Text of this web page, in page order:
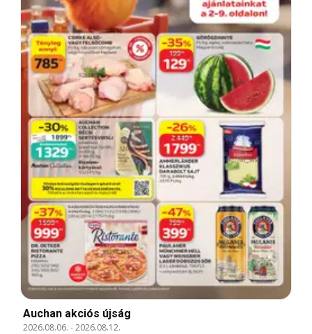
Auchan akciós újság
2026.08.06. -2026.08.12.